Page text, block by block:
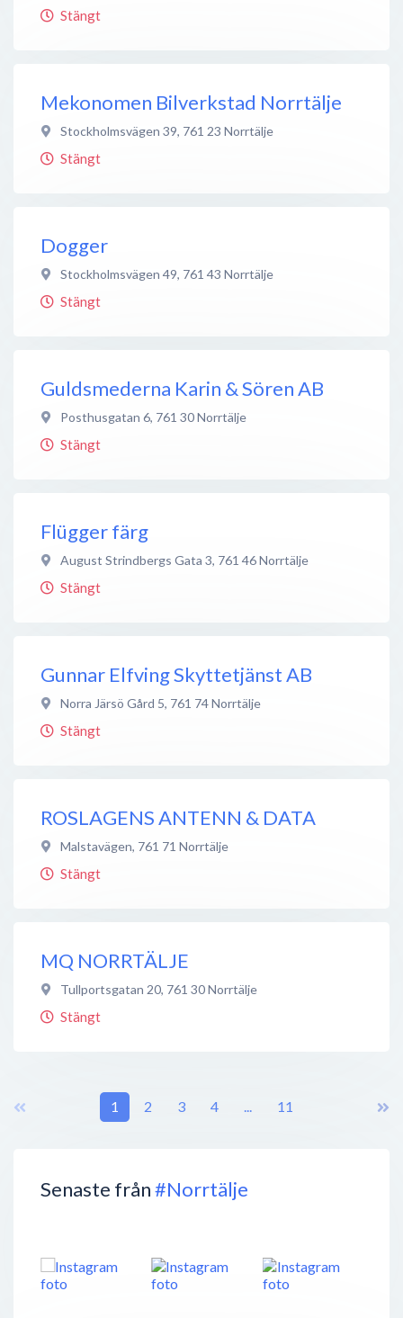
Senaste från#Norrtälje
Stängt
Mekonomen Bilverkstad Norrtälje
Stockholmsvägen 39, 761 23 Norrtälje
Stängt
Dogger
Stockholmsvägen 49, 761 43 Norrtälje
Stängt
Guldsmederna Karin & Sören AB
Posthusgatan 6, 761 30Norrtälje
Stängt
Flügger färg
August Strindbergs Gata 3, 761 46Norrtälje
Stängt
Gunnar Elfving Skyttetjänst AB
Norra Järsö Gård 5, 761 74Norrtälje
Stängt
ROSLAGENS ANTENN & DATA
Malstavägen, 761 71 Norrtälje
Stängt
MQ NORRTÄLJE
Tullportsgatan 20, 761 30Norrtälje
Stängt
1 2 3 4 ... 11